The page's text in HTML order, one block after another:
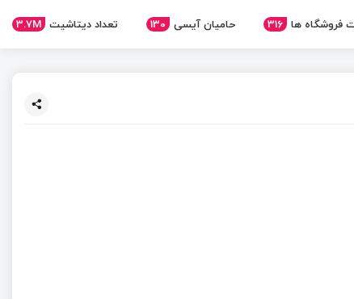
فروشگاه ها 316 حامیان آیسی 130 تعداد دیتاشیت 3.7M